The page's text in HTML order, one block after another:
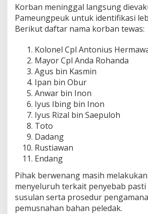
I
Korban meninggal langsung
Pameungpeuk untuk identifikasi
Berikut daftar nama korban tewas:
Kolonel Cpl Antonius
Mayor Cpl Anda Rohanda
Agus bin Kasmin
Ipan bin Obur
Anwar bin Inon
Iyus Ibing bin Inon
Iyus Rizal bin Saepuloh
Toto
Dadang
Rustiawan
Endang
Pihak berwenang masih
menyeluruh terkait penyebab pasti
susulan serta prosedur
pemusnahan bahan peledak.